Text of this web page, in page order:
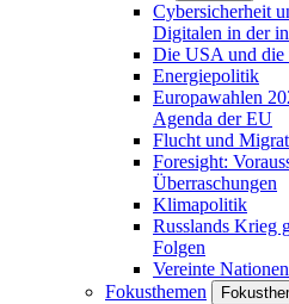
Cybersicherheit
Digitalen in der
Die USA und die
Energiepolitik
Europawahlen
Agenda der EU
Flucht und
Foresight:
Überraschungen
Klimapolitik
Russlands Krieg
Folgen
Vereinte
Fokusthemen